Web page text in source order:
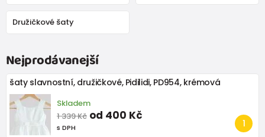
Družičkové šaty
Nejprodávanejší
šaty slavnostní, družičkové, Pidilidi, PD954, krémová
Skladem
1 339 Kč od 400 Kč
s DPH